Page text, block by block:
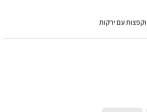
עם ירקות